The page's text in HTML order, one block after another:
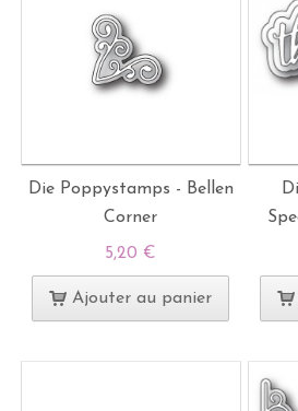
Die Poppystamps - Bellen
Corner
5,20 €
Ajouter au panier